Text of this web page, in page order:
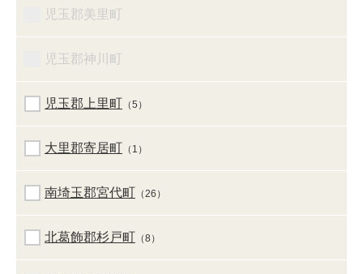
児玉郡美里町
児玉郡神川町
児玉郡上里町 （5）
大里郡寄居町 （1）
南埼玉郡宮代町 （26）
北葛飾郡杉戸町 （8）